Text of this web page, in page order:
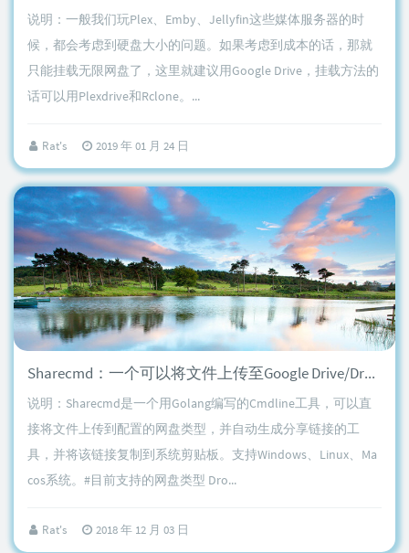
说明：一般我们玩Plex、Emby、Jellyfin这些媒体服务器的时
候，都会考虑到硬盘大小的问题。如果考虑到成本的话，那就
只能挂载无限网盘了，这里就建议用Google Drive，挂载方法的
话可以用Plexdrive和Rclone。...
Rat's 2019 年 01 月 24 日
Sharecmd：一个可以将文件上传至Google Drive/Dropbox并自动生成分享链接的工具
说明：Sharecmd是一个用Golang编写的Cmdline工具，可以直
接将文件上传到配置的网盘类型，并自动生成分享链接的工
具，并将该链接复制到系统剪贴板。支持Windows、Linux、Ma
cos系统。#目前支持的网盘类型 Dro...
Rat's 2018 年 12 月 03 日